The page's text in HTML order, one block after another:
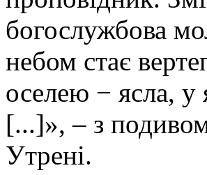
богослужбова
небом стає
оселею − ясла,
[...]», – з
Утрені.